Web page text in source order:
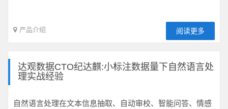
产品介绍 阅读更多
达观数据CTO纪达麒:小标注数据量下自然语言处
理实战经验
自然语言处理在文本信息抽取、自动审校、智能问答、情感